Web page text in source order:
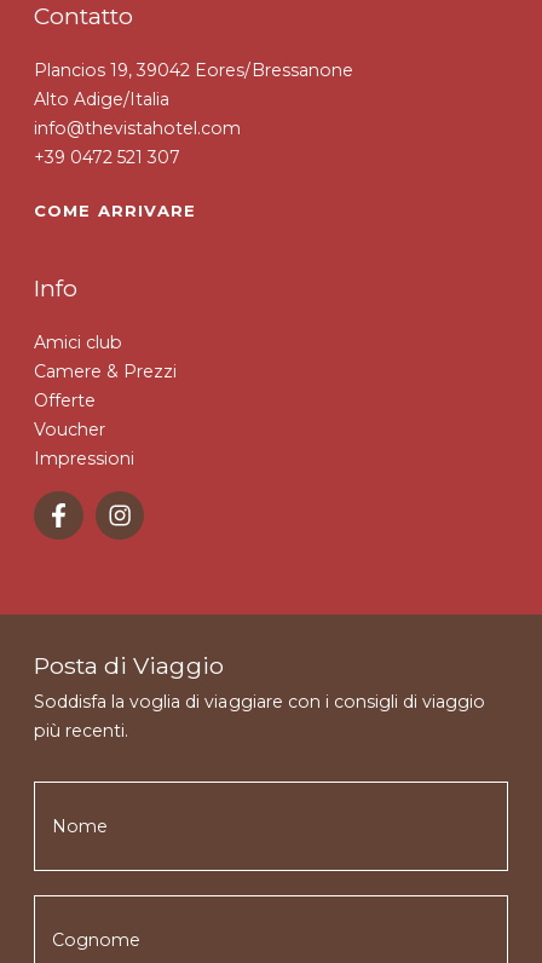
Contatto
Plancios 19, 39042 Eores/Bressanone
Alto Adige/Italia
info@thevistahotel.com
+39 0472 521 307
COME ARRIVARE
Info
Amici club
Camere & Prezzi
Offerte
Voucher
Impressioni
Posta di Viaggio
Soddisfa la voglia di viaggiare con i consigli di viaggio
più recenti.